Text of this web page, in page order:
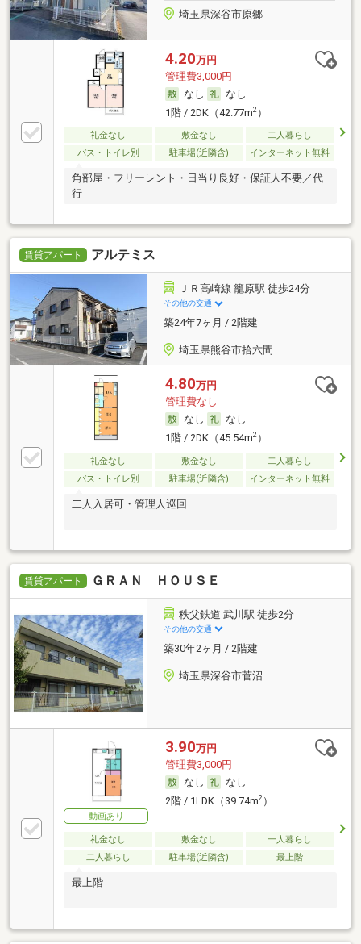
埼玉県深谷市原郷
4.20万円
管理費3,000円
なし
なし
1階 / 2DK（42.77m2）
礼金なし 敷金なし
二人暮らし
バス・トイレ別
駐車場(近隣含) インターネット無料
角部屋・フリーレント・日当り良好・保証人不要／代
行
賃貸アパート アルテミス
ＪＲ高崎線 籠原駅 徒歩24分
その他の交通
築24年7ヶ月 / 2階建
埼玉県熊谷市拾六間
4.80万円
管理費なし
なし
なし
1階 / 2DK（45.54m2）
礼金なし 敷金なし
二人暮らし
バス・トイレ別
駐車場(近隣含) インターネット無料
二人入居可・管理人巡回
賃貸アパート ＧＲＡＮ ＨＯＵＳＥ
秩父鉄道 武川駅 徒歩2分
その他の交通
築30年2ヶ月 / 2階建
埼玉県深谷市菅沼
動画あり
3.90万円
管理費3,000円
なし
なし
2階 / 1LDK（39.74m2）
礼金なし 敷金なし
一人暮らし
二人暮らし
駐車場(近隣含) 最上階
最上階